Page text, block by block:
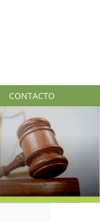
CONTACTO